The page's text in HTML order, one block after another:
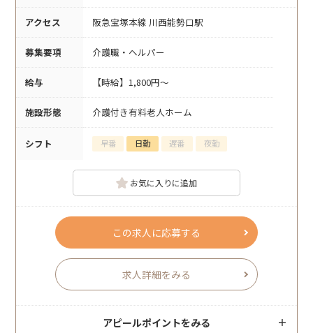
アクセス 阪急宝塚本線 川西能勢口駅
募集要項 介護職・ヘルパー
給与 【時給】1,800円～
施設形態 介護付き有料老人ホーム
シフト 早番 日勤 遅番 夜勤
お気に入りに追加
この求人に応募する
求人詳細をみる
アピールポイントをみる